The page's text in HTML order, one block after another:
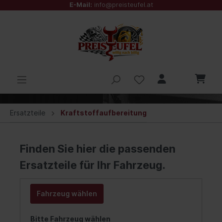
E-Mail: info@preisteufel.at
Ersatzteile Kraftstoffaufbereitung
Finden Sie hier die passenden
Ersatzteile für Ihr Fahrzeug.
Fahrzeug wählen
Bitte Fahrzeug wählen